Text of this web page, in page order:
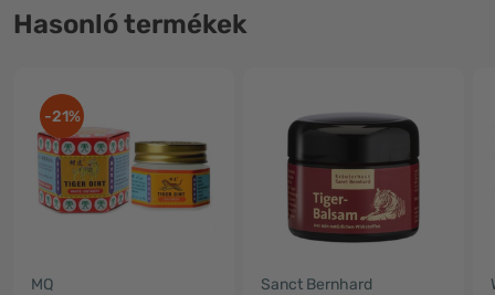
Hasonló termékek
-21%
MQ Sanct Bernhard